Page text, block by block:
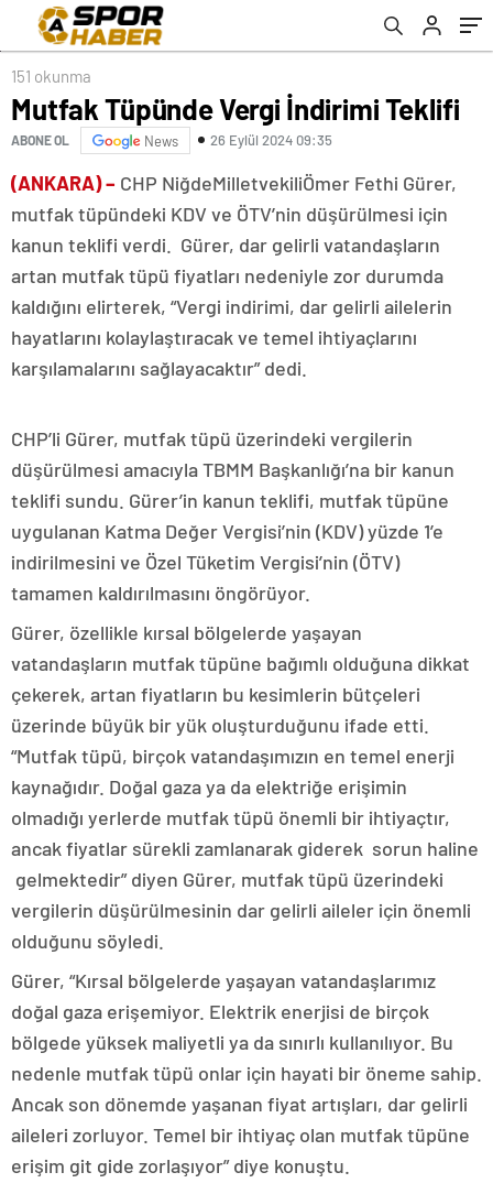
151 okunma
Mutfak Tüpünde Vergi İndirimi Teklifi
ABONE OL News 26 Eylül 2024 09:35
(ANKARA) – CHP NiğdeMilletvekiliÖmer Fethi Gürer,
mutfak tüpündeki KDV ve ÖTV’nin düşürülmesi için
kanun teklifi verdi. Gürer, dar gelirli vatandaşların
artan mutfak tüpü fiyatları nedeniyle zor durumda
kaldığını elirterek, “Vergi indirimi, dar gelirli ailelerin
hayatlarını kolaylaştıracak ve temel ihtiyaçlarını
karşılamalarını sağlayacaktır” dedi.
CHP’li Gürer, mutfak tüpü üzerindeki vergilerin
düşürülmesi amacıyla TBMM Başkanlığı’na bir kanun
teklifi sundu. Gürer’in kanun teklifi, mutfak tüpüne
uygulanan Katma Değer Vergisi’nin (KDV) yüzde 1’e
indirilmesini ve Özel Tüketim Vergisi’nin (ÖTV)
tamamen kaldırılmasını öngörüyor.
Gürer, özellikle kırsal bölgelerde yaşayan
vatandaşların mutfak tüpüne bağımlı olduğuna dikkat
çekerek, artan fiyatların bu kesimlerin bütçeleri
üzerinde büyük bir yük oluşturduğunu ifade etti.
“Mutfak tüpü, birçok vatandaşımızın en temel enerji
kaynağıdır. Doğal gaza ya da elektriğe erişimin
olmadığı yerlerde mutfak tüpü önemli bir ihtiyaçtır,
ancak fiyatlar sürekli zamlanarak giderek sorun haline
gelmektedir” diyen Gürer, mutfak tüpü üzerindeki
vergilerin düşürülmesinin dar gelirli aileler için önemli
olduğunu söyledi.
Gürer, “Kırsal bölgelerde yaşayan vatandaşlarımız
doğal gaza erişemiyor. Elektrik enerjisi de birçok
bölgede yüksek maliyetli ya da sınırlı kullanılıyor. Bu
nedenle mutfak tüpü onlar için hayati bir öneme sahip.
Ancak son dönemde yaşanan fiyat artışları, dar gelirli
aileleri zorluyor. Temel bir ihtiyaç olan mutfak tüpüne
erişim git gide zorlaşıyor” diye konuştu.